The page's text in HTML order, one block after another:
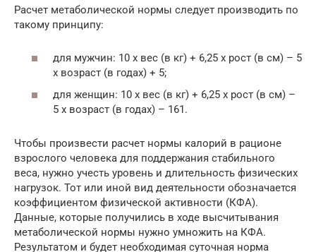
Расчет метаболической нормы следует производить по
такому принципу:
для мужчин: 10 х вес (в кг) + 6,25 х рост (в см) – 5
х возраст (в годах) + 5;
для женщин: 10 х вес (в кг) + 6,25 х рост (в см) –
5 х возраст (в годах) – 161.
Чтобы произвести расчет нормы калорий в рационе
взрослого человека для поддержания стабильного
веса, нужно учесть уровень и длительность физических
нагрузок. Тот или иной вид деятельности обозначается
коэффициентом физической активности (КФА).
Данные, которые получились в ходе высчитывания
метаболической нормы нужно умножить на КФА.
Результатом и будет необходимая суточная норма